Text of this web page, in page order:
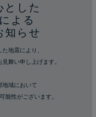
とした
よる
知らせ
地震により、
舞い申し上げます。
地域において
能性がございます。